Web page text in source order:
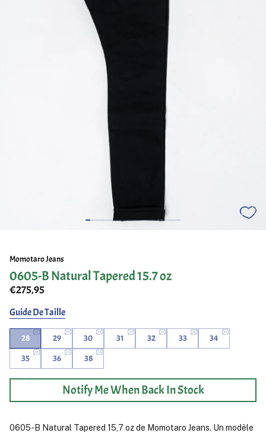
Momotaro Jeans
0605-B Natural Tapered 15.7 oz
€275,95
Guide De Taille
28 29 30 31 32 33
34
35
36 38
Notify Me When Back In Stock
0605-B Natural Tapered 15,7 oz de Momotaro Jeans. Un modèle